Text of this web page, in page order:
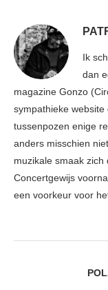
Ik
dan
magazine Gonzo
sympathieke
tussenpozen enige
anders misschien
muzikale smaak
Concertgewijs
een voorkeur voor